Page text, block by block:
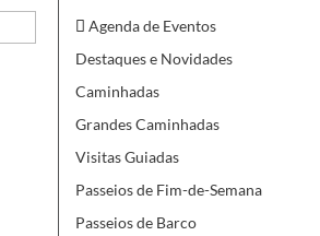
Agenda de Eventos
Destaques e Novidades
Caminhadas
Grandes Caminhadas
Visitas Guiadas
Passeios de Fim-de-Semana
Passeios de Barco